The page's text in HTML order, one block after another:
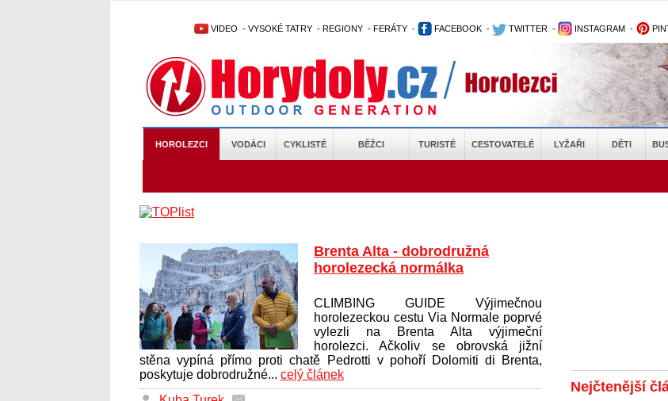
VIDEO - VYSOKÉ TATRY - REGIONY - FERÁTY - FACEBOOK - TWITTER - INSTAGRAM -
HOROLEZCI VODÁCI CYKLISTÉ BĚŽCI TURISTÉ CESTOVATELÉ LYŽAŘI DĚTI
Brenta Alta - dobrodružná
horolezecká normálka
CLIMBING GUIDE Výjimečnou
horolezeckou cestu Via Normale poprvé
vylezli na Brenta Alta výjimeční
horolezci. Ačkoliv se obrovská jižní
stěna vypíná přímo proti chatě Pedrotti v pohoří Dolomiti di Brenta,
poskytuje dobrodružné... celý článek
Nejčtenější